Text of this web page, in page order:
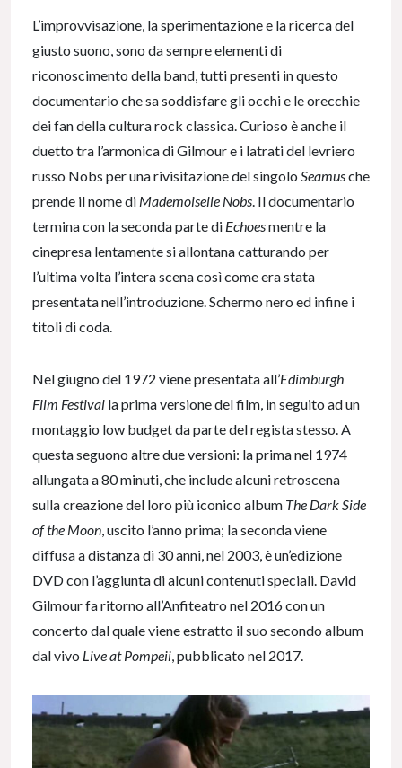
L’improvvisazione, la sperimentazione e la ricerca del
giusto suono, sono da sempre elementi di
riconoscimento della band, tutti presenti in questo
documentario che sa soddisfare gli occhi e le orecchie
dei fan della cultura rock classica. Curioso è anche il
duetto tra l’armonica di Gilmour e i latrati del levriero
russo Nobs per una rivisitazione del singolo Seamusche
prende il nome di Mademoiselle Nobs . Il documentario
termina con la seconda parte di Echoesmentre la
cinepresa lentamente si allontana catturando per
l’ultima volta l’intera scena così come era stata
presentata nell’introduzione. Schermo nero ed infine i
titoli di coda.
Nel giugno del 1972 viene presentata all’Edimburgh
Film Festival la prima versione del film, in seguito ad un
montaggio low budget da parte del regista stesso. A
questa seguono altre due versioni: la prima nel 1974
allungata a 80 minuti, che include alcuni retroscena
sulla creazione del loro più iconico album The Dark Side
of the Moon , uscito l’anno prima; la seconda viene
diffusa a distanza di 30 anni, nel 2003, è un’edizione
DVD con l’aggiunta di alcuni contenuti speciali. David
Gilmour fa ritorno all’Anfiteatro nel 2016 con un
concerto dal quale viene estratto il suo secondo album
dal vivo Live at Pompeii , pubblicato nel 2017.